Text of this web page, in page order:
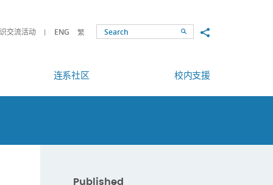
交流活动 ENG 繁 SearchShare to
连系社区 校内支援
Published